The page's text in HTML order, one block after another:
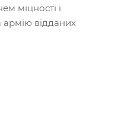
міцності і
армію відданих